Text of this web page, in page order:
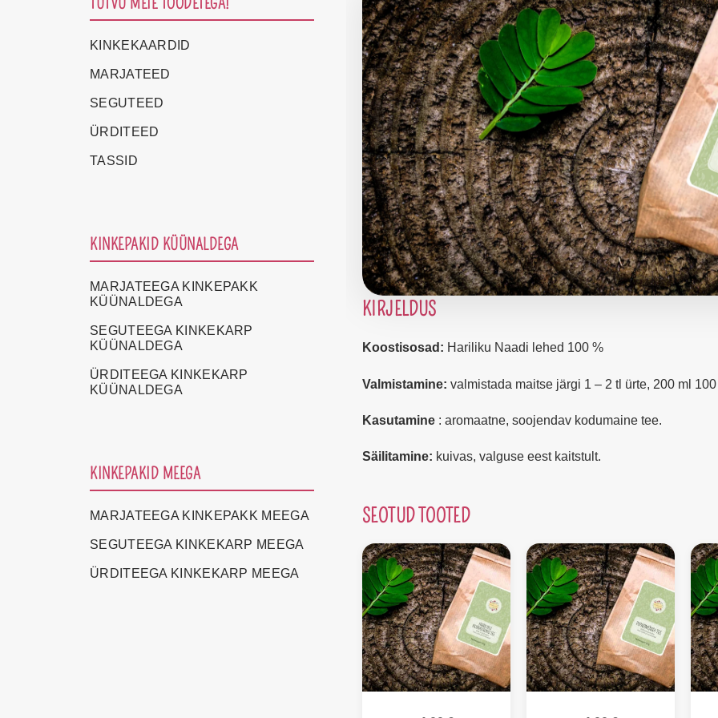
KIRJELDUS
Koostisosad: Hariliku Naadi lehed 100 %
Valmistamine: valmistada maitse järgi 1 – 2 tl ürte, 200 ml
Kasutamine : aromaatne, soojendav kodumaine tee.
Säilitamine: kuivas, valguse eest kaitstult.
SEOTUD TOOTED
KINKEKAARDID
MARJATEED
SEGUTEED
ÜRDITEED
TASSID
KINKEPAKID KÜÜNALDEGA
MARJATEEGA KINKEPAKK
KÜÜNALDEGA
SEGUTEEGA KINKEKARP
KÜÜNALDEGA
ÜRDITEEGA KINKEKARP
KÜÜNALDEGA
KINKEPAKID MEEGA
MARJATEEGA KINKEPAKK MEEGA
SEGUTEEGA KINKEKARP MEEGA
ÜRDITEEGA KINKEKARP MEEGA